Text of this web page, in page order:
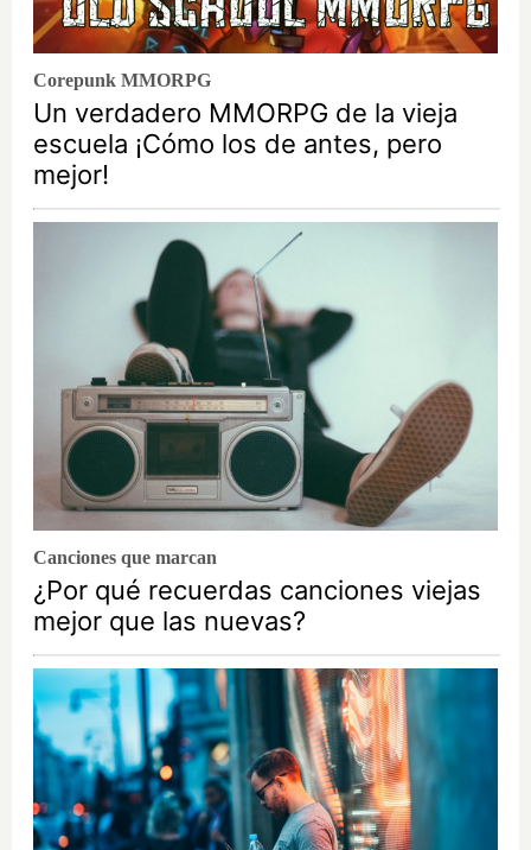
Corepunk MMORPG
Un verdadero MMORPG de la vieja
escuela ¡Cómo los de antes, pero
mejor!
Canciones que marcan
¿Por qué recuerdas canciones viejas
mejor que las nuevas?